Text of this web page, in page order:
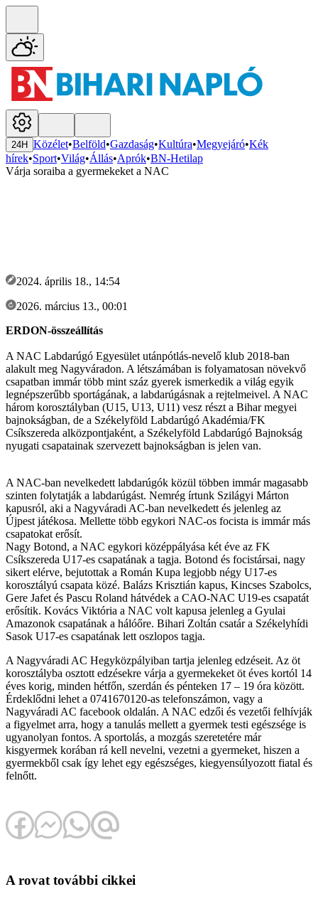
24H Közélet•Belföld•Gazdaság•Kultúra•Megyejáró•Kék
hírek•Sport•Világ•Állás•Aprók•BN-Hetilap
Várja soraiba a gyermekeket a NAC
2024. április 18., 14:54
2026. március 13., 00:01
ERDON-összeállítás
A NAC Labdarúgó Egyesület utánpótlás-nevelő klub 2018-ban
alakult meg Nagyváradon. A létszámában is folyamatosan növekvő
csapatban immár több mint száz gyerek ismerkedik a világ egyik
legnépszerűbb sportágának, a labdarúgásnak a rejtelmeivel. A NAC
három korosztályban (U15, U13, U11) vesz részt a Bihar megyei
bajnokságban, de a Székelyföld Labdarúgó Akadémia/FK
Csíkszereda alközpontjaként, a Székelyföld Labdarúgó Bajnokság
nyugati csapatainak szervezett bajnokságban is jelen van.
A NAC-ban nevelkedett labdarúgók közül többen immár magasabb
szinten folytatják a labdarúgást. Nemrég írtunk Szilágyi Márton
kapusról, aki a Nagyváradi AC-ban nevelkedett és jelenleg az
Újpest játékosa. Mellette több egykori NAC-os focista is immár más
csapatokat erősít.
Nagy Botond, a NAC egykori középpályása két éve az FK
Csíkszereda U17-es csapatának a tagja. Botond és focistársai, nagy
sikert elérve, bejutottak a Román Kupa legjobb négy U17-es
korosztályú csapata közé. Balázs Krisztián kapus, Kincses Szabolcs,
Gere Jafet és Pascu Roland hátvédek a CAO-NAC U19-es csapatát
erősítik. Kovács Viktória a NAC volt kapusa jelenleg a Gyulai
Amazonok csapatának a hálóőre. Bihari Zoltán csatár a Székelyhídi
Sasok U17-es csapatának lett oszlopos tagja.
A Nagyváradi AC Hegyközpályiban tartja jelenleg edzéseit. Az öt
korosztályba osztott edzésekre várja a gyermekeket öt éves kortól 14
éves korig, minden hétfőn, szerdán és pénteken 17 – 19 óra között.
Érdeklődni lehet a 0741670120-as telefonszámon, vagy a
Nagyváradi AC facebook oldalán. A NAC edzői és vezetői felhívják
a figyelmet arra, hogy a tanulás mellett a gyermek testi egészsége is
ugyanolyan fontos. A sportolás, a mozgás szeretetére már
kisgyermek korában rá kell nevelni, vezetni a gyermeket, hiszen a
gyermekből csak így lehet egy egészséges, kiegyensúlyozott fiatal és
felnőtt.
A rovat további cikkei